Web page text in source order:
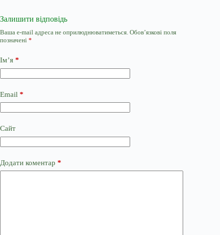
Залишити відповідь
Ваша e-mail адреса не оприлюднюватиметься. Обов’язкові поля
позначені *
Ім’я *
Email *
Сайт
Додати коментар *